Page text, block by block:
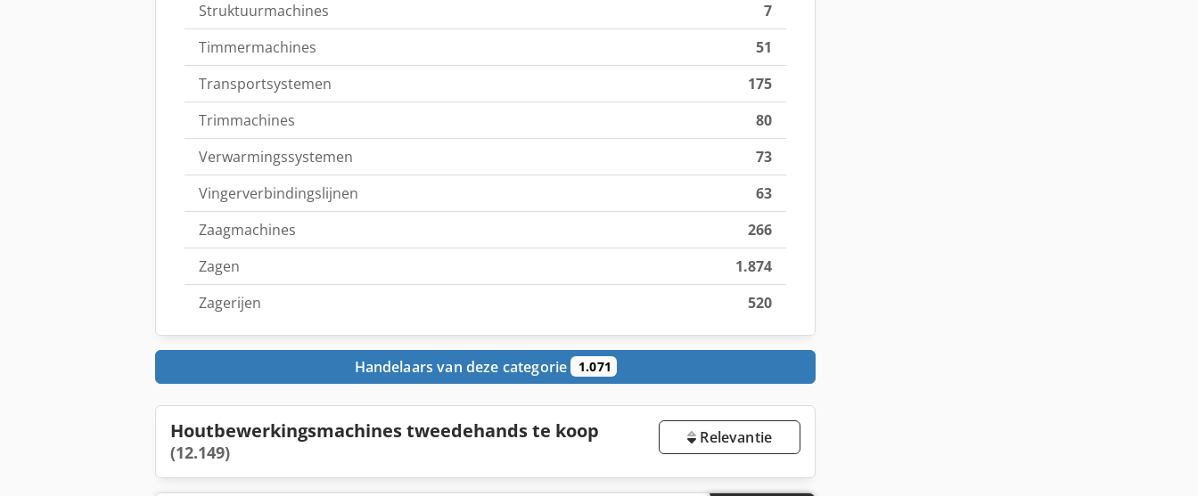
Struktuurmachines
7
Timmermachines
51
Transportsystemen
175
Trim­machines
80
Verwarmingssystemen
73
Vingerverbindingslijnen
63
Zaagmachines
266
Zagen
1.874
Zagerijen
520
Handelaars van deze categorie 1.071
Houtbewerkingsmachines tweedehands te koop
(12.149)
Relevantie